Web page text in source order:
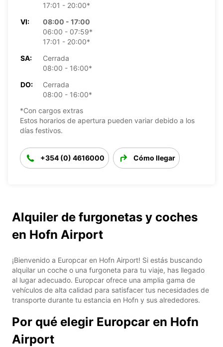
17:01 - 20:00*
VI:
08:00 - 17:00
06:00 - 07:59*
17:01 - 20:00*
SA:
Cerrada
08:00 - 16:00*
DO:
Cerrada
08:00 - 16:00*
*Con cargos extras
Estos horarios de apertura pueden variar debido a los
días festivos.
+354 (0) 4616000 Cómo llegar
Alquiler de furgonetas y coches
en Hofn Airport
¡Bienvenido a Europcar en Hofn Airport! Si estás buscando
alquilar un coche o una furgoneta para tu viaje, has llegado
al lugar adecuado. Europcar ofrece una amplia gama de
vehículos de alta calidad para satisfacer tus necesidades de
transporte durante tu estancia en Hofn y sus alrededores.
Por qué elegir Europcar en Hofn
Airport